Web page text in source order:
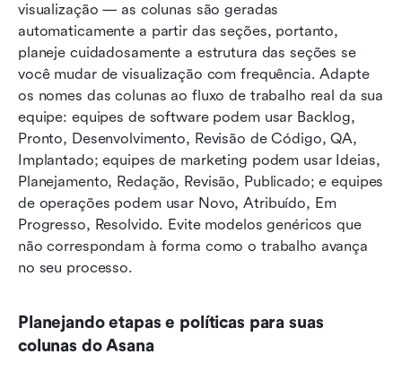
visualização — as colunas são geradas
automaticamente a partir das seções, portanto,
planeje cuidadosamente a estrutura das seções se
você mudar de visualização com frequência. Adapte
os nomes das colunas ao fluxo de trabalho real da sua
equipe: equipes de software podem usar Backlog,
Pronto, Desenvolvimento, Revisão de Código, QA,
Implantado; equipes de marketing podem usar Ideias,
Planejamento, Redação, Revisão, Publicado; e equipes
de operações podem usar Novo, Atribuído, Em
Progresso, Resolvido. Evite modelos genéricos que
não correspondam à forma como o trabalho avança
no seu processo.
Planejando etapas e políticas para suas
colunas do Asana